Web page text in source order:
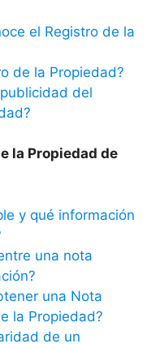
el Registro de la
de la Propiedad?
del
la Propiedad de
y qué información
una nota
una Nota
la Propiedad?
de un